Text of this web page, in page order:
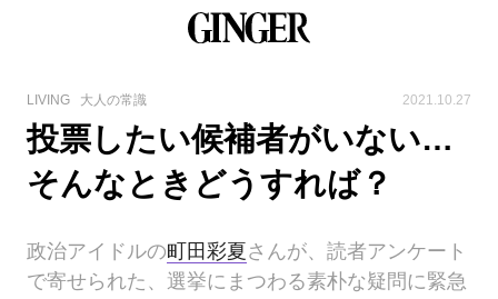
LIVING 大人の常識 2021.10.27
投票したい候補者がいない…
そんなときどうすれば？
政治アイドルの町田彩夏 さんが、読者アンケート
で寄せられた、選挙にまつわる素朴な疑問に緊急